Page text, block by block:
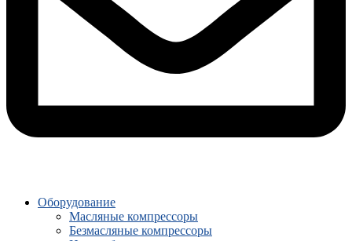
Оборудование
Масляные компрессоры
Безмасляные компрессоры